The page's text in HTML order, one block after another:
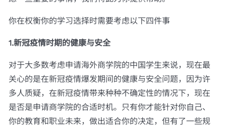
你在权衡你的学习选择时需要考虑以下四件事
1.新冠疫情时期的健康与安全
对于大多数考虑申请海外商学院的中国学生来说，现在最
关心的是在新冠疫情爆发期间的健康与安全问题，因为许
多人质疑，在新冠疫情带来种种不确定性的情况下，现在
是否是申请商学院的合适时机。只有你才能针对你自己、
你的教育和职业未来，做出适合你的决定，但有了一些规